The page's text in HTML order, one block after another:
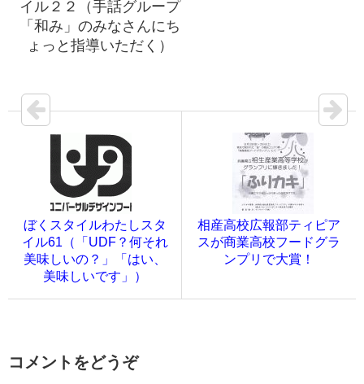
イル２２（手話グループ
「和み」のみなさんにち
ょっと指導いただく）
ぼくスタイルわたしスタ
イル61（「UDF？何それ
美味しいの？」「はい、
美味しいです」）
相産高校広報部ティピア
スが商業高校フードグラ
ンプリで大賞！
コメントをどうぞ